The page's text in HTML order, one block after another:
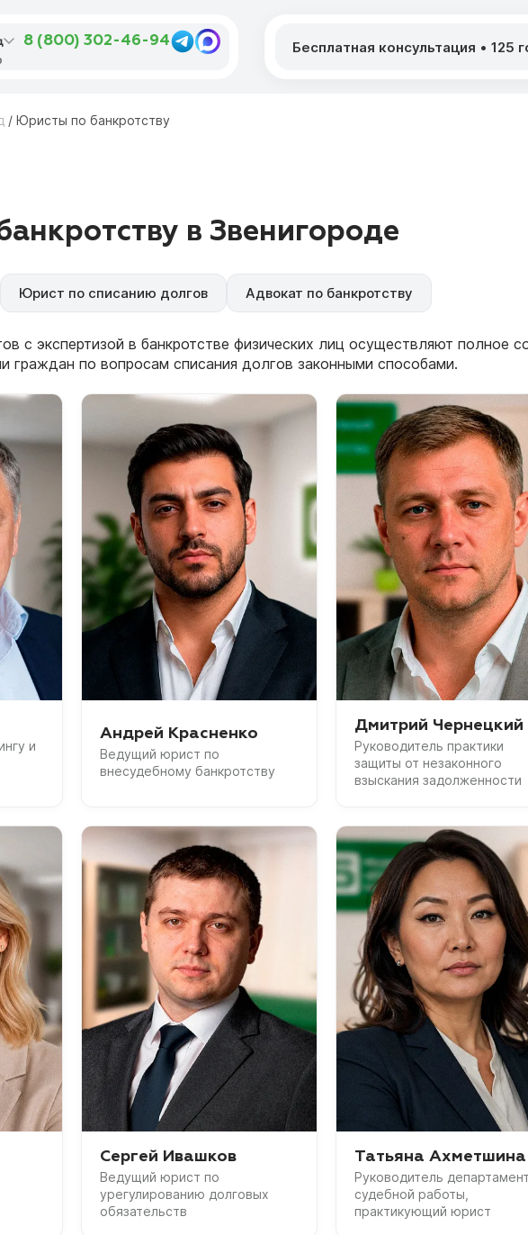
8 (800) 302-46-94 Бесплатная консультация • 125
/ Юристы по банкротству
в Звенигороде
Юрист по списанию долгов Адвокат по банкротству
с экспертизой в банкротстве физических лиц осуществляют полное
граждан по вопросам списания долгов законными способами.
и
Андрей Красненко
Ведущий юрист по
внесудебному банкротству
Дмитрий Чернецкий
Руководитель практики
защиты от незаконного
взыскания задолженности
Сергей Ивашков
Ведущий юрист по
урегулированию долговых
обязательств
Татьяна Ахметшина
Руководитель
судебной работы,
практикующий юрист